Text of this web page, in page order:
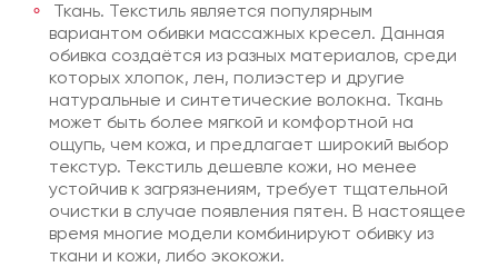
Ткань. Текстиль является популярным
вариантом обивки массажных кресел. Данная
обивка создаётся из разных материалов, среди
которых хлопок, лен, полиэстер и другие
натуральные и синтетические волокна. Ткань
может быть более мягкой и комфортной на
ощупь, чем кожа, и предлагает широкий выбор
текстур. Текстиль дешевле кожи, но менее
устойчив к загрязнениям, требует тщательной
очистки в случае появления пятен. В настоящее
время многие модели комбинируют обивку из
ткани и кожи, либо экокожи.